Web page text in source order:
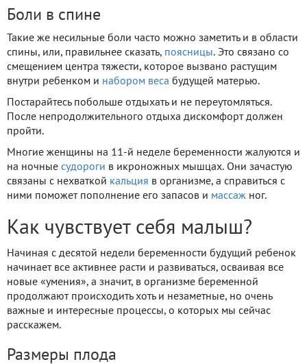
Боли в спине
Такие же несильные боли часто можно заметить и в области
спины, или, правильнее сказать, поясницы. Это связано со
смещением центра тяжести, которое вызвано растущим
внутри ребенком и набором веса будущей матерью.
Постарайтесь побольше отдыхать и не переутомляться.
После непродолжительного отдыха дискомфорт должен
пройти.
Многие женщины на 11-й неделе беременности жалуются и
на ночные судороги в икроножных мышцах. Они зачастую
связаны с нехваткой кальция в организме, а справиться с
ними поможет пополнение его запасов и массаж ног.
Как чувствует себя малыш?
Начиная с десятой недели беременности будущий ребенок
начинает все активнее расти и развиваться, осваивая все
новые «умения», а значит, в организме беременной
продолжают происходить хоть и незаметные, но очень
важные и интересные процессы, о которых мы сейчас
расскажем.
Размеры плода